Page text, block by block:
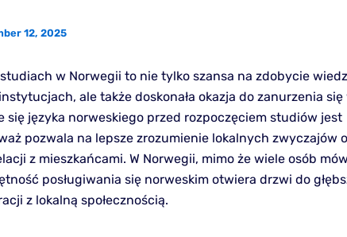
12, 2025
w Norwegii to nie tylko szansa na zdobycie
ale także doskonała okazja do zanurzenia się
się języka norweskiego przed rozpoczęciem studiów jest
pozwala na lepsze zrozumienie lokalnych zwyczajów
z mieszkańcami. W Norwegii, mimo że wiele osób
posługiwania się norweskim otwiera drzwi do
z lokalną społecznością.